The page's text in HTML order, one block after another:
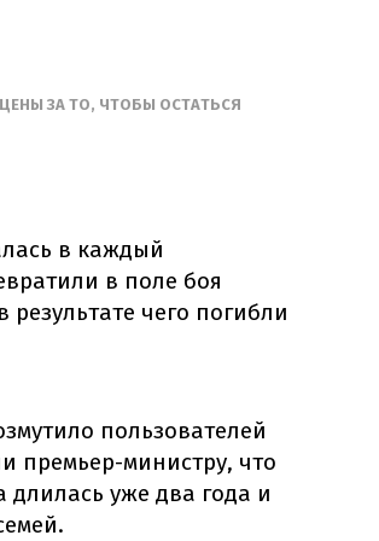
ЗА ТО, ЧТОБЫ ОСТАТЬСЯ
в каждый
в поле боя
чего погибли
пользователей
премьер-министру, что
длилась уже два года и